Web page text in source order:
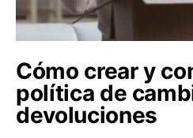
Cómo crear y
política de
devoluciones